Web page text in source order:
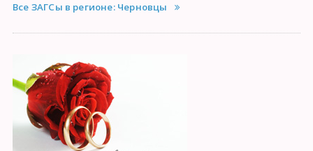
Все ЗАГСы в регионе: Черновцы